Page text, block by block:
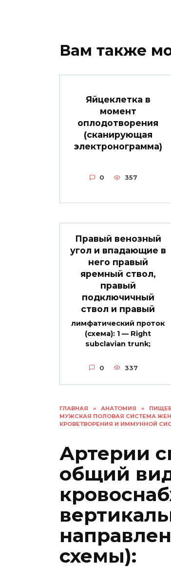
ГЛАВНАЯ » АНАТОМИЯ »
МУЖСКАЯ ПОЛОВАЯ СИСТЕМА
КРОВЕТВОРЕНИЯ И ИММУННОЙ
Артерии
общий
схемы):
Вам также
Яйцеклетка в
момент
оплодотворения
(сканирующая
электронограмма)
0 357
Правый венозный
угол и впадающие в
него правый
яремный ствол,
правый
подключичный
ствол и правый
лимфатический проток
(схема): 1 — Right
subclavian trunk;
0 337